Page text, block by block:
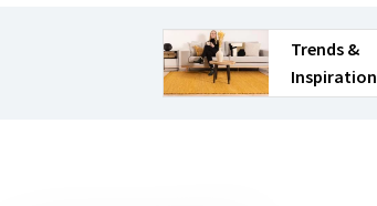
Trends &
Inspiration